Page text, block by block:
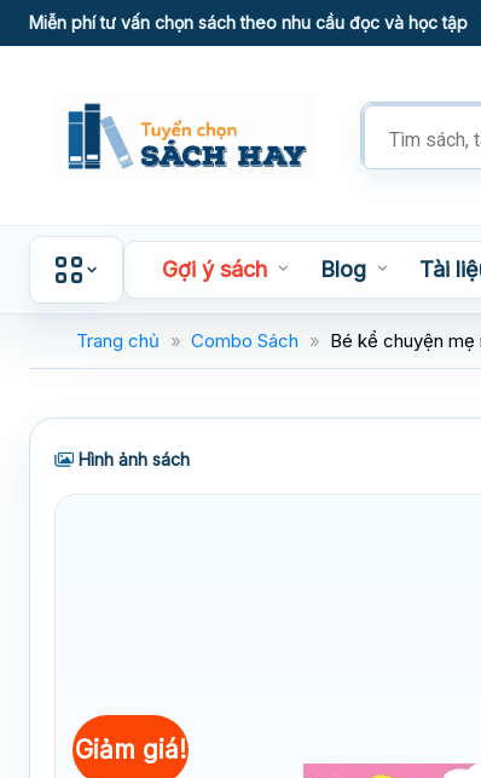
Skip
to
Miễn phí tư vấn chọn sách theo nhu cầu đọc và học tập
Tìm
kiếm
phẩm
Gợi ý sách Blog Tài
Trang chủ » Combo Sách » Bé kể chuyện mẹ
Hình ảnh sách
Giảm giá!